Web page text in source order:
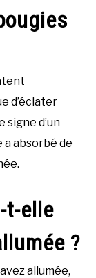
d’éclater
signe d’un
a absorbé de
t-elle
?
allumée,